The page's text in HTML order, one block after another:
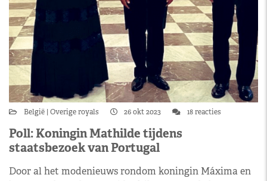
België Overige royals 26 okt 2023 18 reacties
Poll: Koningin Mathilde tijdens
staatsbezoek van Portugal
Door al het modenieuws rondom koningin Máxima en